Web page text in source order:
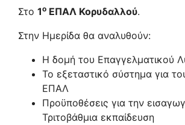
Στο 1ο ΕΠΑΛ Κορυδαλλού.
Στην Ημερίδα θα αναλυθούν:
Η δομή του Επαγγελματικού
Το εξεταστικό σύστημα για
ΕΠΑΛ
Προϋποθέσεις για την
Τριτοβάθμια εκπαίδευση